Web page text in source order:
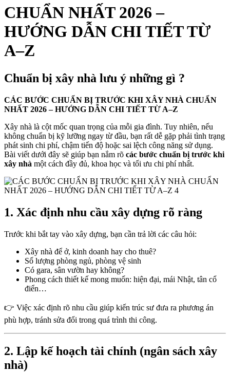
CHUẨN NHẤT 2026 –
HƯỚNG DẪN CHI TIẾT TỪ
A–Z
Chuẩn bị xây nhà lưu ý những gì ?
CÁC BƯỚC CHUẨN BỊ TRƯỚC KHI XÂY NHÀ CHUẨN
NHẤT 2026 – HƯỚNG DẪN CHI TIẾT TỪ A–Z
Xây nhà là cột mốc quan trọng của mỗi gia đình. Tuy nhiên, nếu
không chuẩn bị kỹ lưỡng ngay từ đầu, bạn rất dễ gặp phải tình trạng
phát sinh chi phí, chậm tiến độ hoặc sai lệch công năng sử dụng.
Bài viết dưới đây sẽ giúp bạn nắm rõ các bước chuẩn bị trước khi
xây nhà một cách đầy đủ, khoa học và tối ưu chi phí nhất.
1. Xác định nhu cầu xây dựng rõ ràng
Trước khi bắt tay vào xây dựng, bạn cần trả lời các câu hỏi:
Xây nhà để ở, kinh doanh hay cho thuê?
Số lượng phòng ngủ, phòng vệ sinh
Có gara, sân vườn hay không?
Phong cách thiết kế mong muốn: hiện đại, mái Nhật, tân cổ
điển…
👉 Việc xác định rõ nhu cầu giúp kiến trúc sư đưa ra phương án
phù hợp, tránh sửa đổi trong quá trình thi công.
2. Lập kế hoạch tài chính (ngân sách xây
nhà)